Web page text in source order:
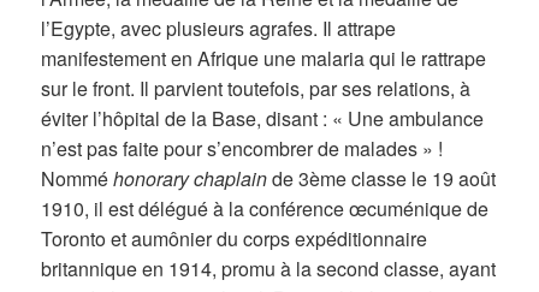
l’Egypte, avec plusieurs agrafes. Il attrape
manifestement en Afrique une malaria qui le rattrape
sur le front. Il parvient toutefois, par ses relations, à
éviter l’hôpital de la Base, disant : « Une ambulance
n’est pas faite pour s’encombrer de malades » !
Nomméhonorary chaplainde 3ème classe le 19 août
1910, il est délégué à la conférence œcuménique de
Toronto et aumônier du corps expéditionnaire
britannique en 1914, promu à la second classe, ayant